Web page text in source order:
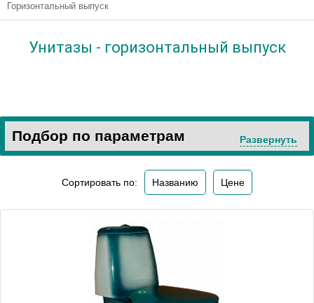
Горизонтальный выпуск
Унитазы - горизонтальный выпуск
Подбор по параметрам Развернуть
Сортировать по: Названию Цене